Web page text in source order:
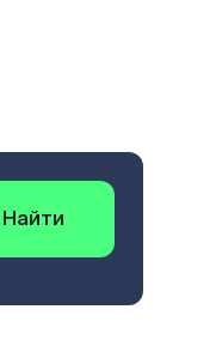
Найти